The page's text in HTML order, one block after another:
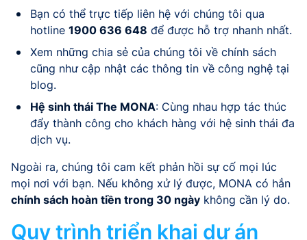
Bạn có thể trực tiếp liên hệ với chúng tôi qua
hotline 1900 636 648 để được hỗ trợ nhanh nhất.
Xem những chia sẻ của chúng tôi về chính sách
cũng như cập nhật các thông tin về công nghệ tại
blog.
Hệ sinh thái The MONA: Cùng nhau hợp tác thúc
đẩy thành công cho khách hàng với hệ sinh thái đa
dịch vụ.
Ngoài ra, chúng tôi cam kết phản hồi sự cố mọi lúc
mọi nơi với bạn. Nếu không xử lý được, MONA có hẳn
chính sách hoàn tiền trong 30 ngày không cần lý do.
Quy trình triển khai dự án